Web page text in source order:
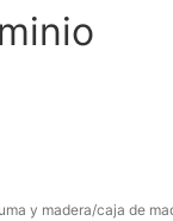
y madera/caja de